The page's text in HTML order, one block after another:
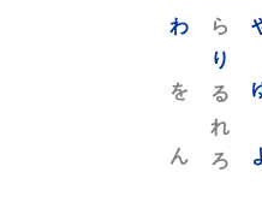
や
よ
ら
り
る
れ
ろ
わ
を
ん